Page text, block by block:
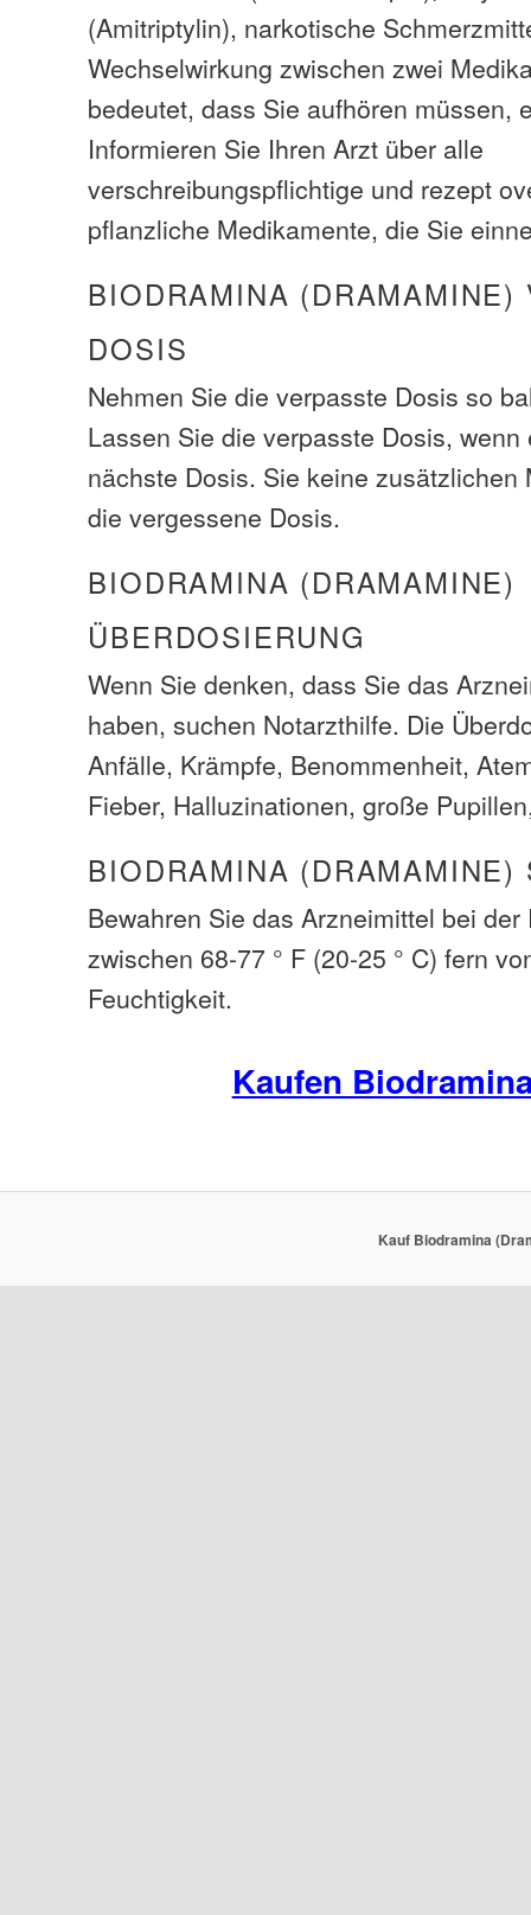
(Amitriptylin), narkotische
Wechselwirkung zwischen zwei
bedeutet, dass Sie aufhören müssen,
Informieren Sie Ihren Arzt über alle
verschreibungspflichtige und rezept
pflanzliche Medikamente, die Sie
BIODRAMINA (DRAMAMINE)
DOSIS
Nehmen Sie die verpasste Dosis so
Lassen Sie die verpasste Dosis,
nächste Dosis. Sie keine zusätzlichen
die vergessene Dosis.
BIODRAMINA (DRAMAMINE)
ÜBERDOSIERUNG
Wenn Sie denken, dass Sie das
haben, suchen Notarzthilfe. Die
Anfälle, Krämpfe, Benommenheit,
Fieber, Halluzinationen, große
BIODRAMINA (DRAMAMINE)
Bewahren Sie das Arzneimittel bei
zwischen 68-77 ° F (20-25 ° C) fern
Feuchtigkeit.
Kaufen
Kauf Biodramina